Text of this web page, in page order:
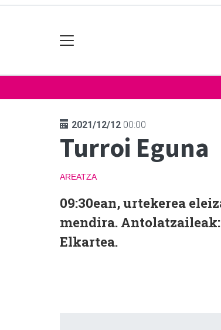
2021/12/12 00:00
Turroi Eguna
AREATZA
09:30ean, urtekerea
mendira.
Elkartea.